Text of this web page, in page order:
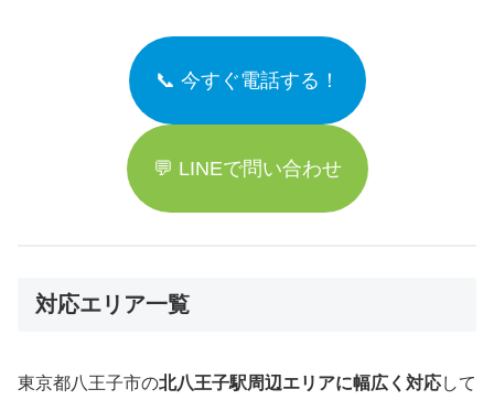
📞 今すぐ電話する！
💬 LINEで問い合わせ
対応エリア一覧
東京都八王子市の北八王子駅周辺エリアに幅広く対応して